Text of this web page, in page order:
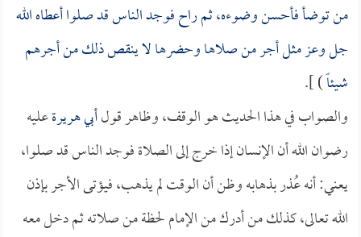
من توضأ فأحسن وضوءه، ثم راح فوجد الناس قد صلوا أعطاه الله
جل وعز مثل أجر من صلاها وحضرها لا ينقص ذلك من أجرهم
شيئاً) ].
والصواب في هذا الحديث هو الوقف، وظاهر قولأبي هريرةعليه
رضوان الله أن الإنسان إذا خرج إلى الصلاة فوجد الناس قد صلوا،
يعني: أنه عُذر بذهابه وظن أن الوقت لم يذهب، فيؤتى الأجر بإذن
الله تعالى، كذلك من أدرك من الإمام لحظة من صلاته ثم دخل معه